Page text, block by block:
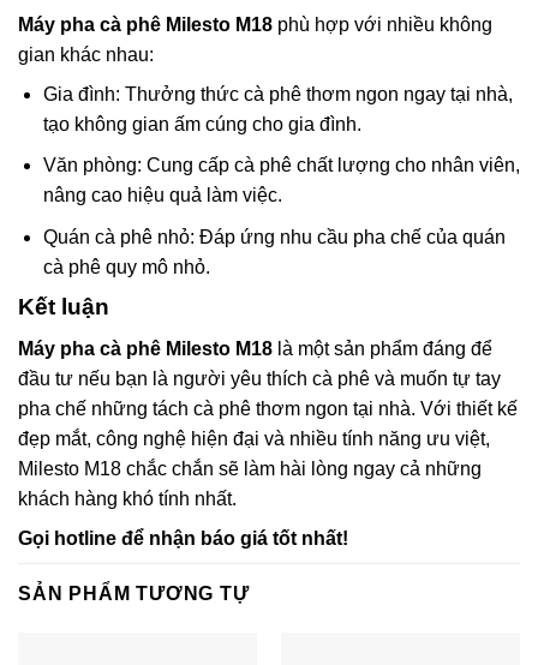
Máy pha cà phê Milesto M18 phù hợp với nhiều không
gian khác nhau:
Gia đình: Thưởng thức cà phê thơm ngon ngay tại nhà,
tạo không gian ấm cúng cho gia đình.
Văn phòng: Cung cấp cà phê chất lượng cho nhân viên,
nâng cao hiệu quả làm việc.
Quán cà phê nhỏ: Đáp ứng nhu cầu pha chế của quán
cà phê quy mô nhỏ.
Kết luận
Máy pha cà phê Milesto M18 là một sản phẩm đáng để
đầu tư nếu bạn là người yêu thích cà phê và muốn tự tay
pha chế những tách cà phê thơm ngon tại nhà. Với thiết kế
đẹp mắt, công nghệ hiện đại và nhiều tính năng ưu việt,
Milesto M18 chắc chắn sẽ làm hài lòng ngay cả những
khách hàng khó tính nhất.
Gọi hotline để nhận báo giá tốt nhất!
SẢN PHẨM TƯƠNG TỰ